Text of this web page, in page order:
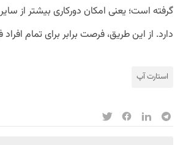
گرفته است؛ یعنی امکان دورکاری بیشتر از
دارد. از این طریق، فرصت برابر برای تمام
استارت آپ